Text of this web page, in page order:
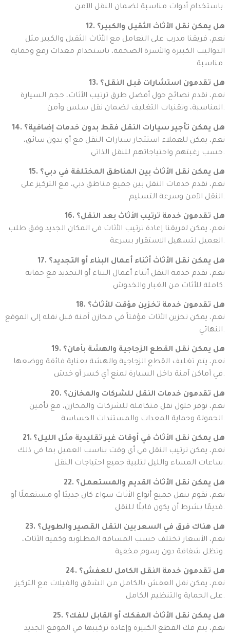
باستخدام أدوات مناسبة لضمان النقل الآمن.
12. هل يمكن نقل الأثاث الثقيل والكبير؟
نعم، فريقنا مدرب على التعامل مع الأثاث الثقيل والكبير مثل
الدواليب الكبيرة والأسرة الضخمة، باستخدام معدات رفع وحماية
مناسبة.
13. هل تقدمون استشارات قبل النقل؟
نعم، نقدم نصائح حول أفضل طرق ترتيب الأثاث، حجم السيارة
المناسبة، وتقنيات التغليف لضمان نقل سلس وآمن.
14. هل يمكن تأجير سيارات النقل فقط بدون خدمات إضافية؟
نعم، يمكن للعملاء استئجار سيارات النقل مع أو بدون سائق،
حسب رغبتهم واحتياجاتهم للنقل الذاتي.
15. هل يمكن نقل الأثاث بين المناطق المختلفة في دبي؟
نعم، نقدم خدمات النقل بين جميع مناطق دبي، مع التركيز على
النقل الآمن وسرعة التسليم.
16. هل تقدمون خدمة ترتيب الأثاث بعد النقل؟
نعم، يمكن لفريقنا إعادة ترتيب الأثاث في المكان الجديد وفق طلب
العميل لتسهيل الاستقرار بسرعة.
17. هل يمكن نقل الأثاث أثناء أعمال البناء أو التجديد؟
نعم، نقدم خدمة النقل أثناء أعمال البناء أو التجديد مع حماية
كاملة للأثاث من الغبار والخدوش.
18. هل تقدمون خدمة تخزين مؤقت للأثاث؟
نعم، يمكن تخزين الأثاث مؤقتاً في مخازن آمنة قبل نقله إلى الموقع
النهائي.
19. هل يمكن نقل القطع الزجاجية والهشة بأمان؟
نعم، يتم تغليف القطع الزجاجية والهشة بعناية فائقة ووضعها
في أماكن آمنة داخل السيارة لمنع أي كسر أو خدش.
20. هل تقدمون خدمات النقل للشركات والمخازن؟
نعم، نوفر حلول نقل متكاملة للشركات والمخازن، مع تأمين
الحمولة وحماية المعدات والمستندات الحساسة.
21. هل يمكن نقل الأثاث في أوقات غير تقليدية مثل الليل؟
نعم، يمكن ترتيب النقل في أي وقت يناسب العميل بما في ذلك
ساعات المساء والليل لتلبية جميع احتياجات النقل.
22. هل يمكن نقل الأثاث القديم والمستعمل؟
نعم، نقوم بنقل جميع أنواع الأثاث سواء كان جديدًا أو مستعملًا أو
قديمًا بشرط أن يكون قابلًا للنقل.
23. هل هناك فرق في السعر بين النقل القصير والطويل؟
نعم، الأسعار تختلف حسب المسافة المطلوبة وكمية الأثاث،
وتظل شفافة دون رسوم مخفية.
24. هل تقدمون خدمة النقل الكامل للعفش؟
نعم، يمكن نقل العفش بالكامل من الشقق والفيلات مع التركيز
على الحماية والتنظيم الكامل.
25. هل يمكن نقل الأثاث المفكك أو القابل للفك؟
نعم، يتم فك القطع الكبيرة وإعادة تركيبها في الموقع الجديد